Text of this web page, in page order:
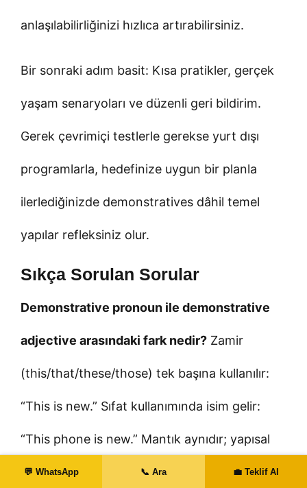
anlaşılabilirliğinizi hızlıca artırabilirsiniz.
Bir sonraki adım basit: Kısa pratikler, gerçek
yaşam senaryoları ve düzenli geri bildirim.
Gerek çevrimiçi testlerle gerekse yurt dışı
programlarla, hedefinize uygun bir planla
ilerlediğinizde demonstratives dâhil temel
yapılar refleksiniz olur.
Sıkça Sorulan Sorular
Demonstrative pronoun ile demonstrative
adjective arasındaki fark nedir? Zamir
(this/that/these/those) tek başına kullanılır:
“This is new.” Sıfat kullanımında isim gelir:
“This phone is new.” Mantık aynıdır; yapısal
işlevleri farklıdır. Yazıda belirsizliği azaltmak
💬 WhatsApp 📞 Ara 💼 Teklif Al